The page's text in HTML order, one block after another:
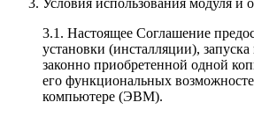
3.1. Настоящее Соглашение
установки (инсталляции),
законно приобретенной одной
его функциональных
компьютере (ЭВМ).